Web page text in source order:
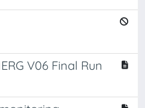
V06 Final Run